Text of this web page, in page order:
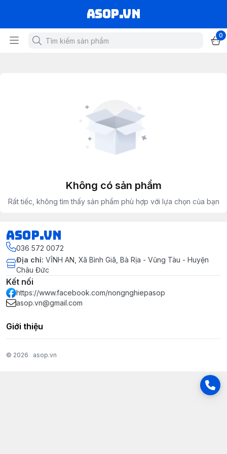
asop.vn
0
Không có sản phẩm
Rất tiếc, không tìm thấy sản phẩm phù hợp với lựa chọn của bạn
asop.vn
036 572 0072
Địa chỉ: VĨNH AN, Xã Bình Giã, Bà Rịa - Vũng Tàu - Huyện
Châu Đức
Kết nối
https://www.facebook.com/nongnghiepasop
asop.vn@gmail.com
Giới thiệu
© 2026 asop.vn